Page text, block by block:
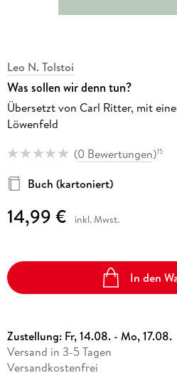
Leo N. Tolstoi
Was sollen wir denn tun?
Übersetzt von Carl Ritter, mit
Löwenfeld
(0 Bewertungen)15
Buch (kartoniert)
14,99 € inkl. Mwst.
In den
Zustellung: Fr, 14.08. - Mo, 17.08.
Versand in 3-5 Tagen
Versandkostenfrei